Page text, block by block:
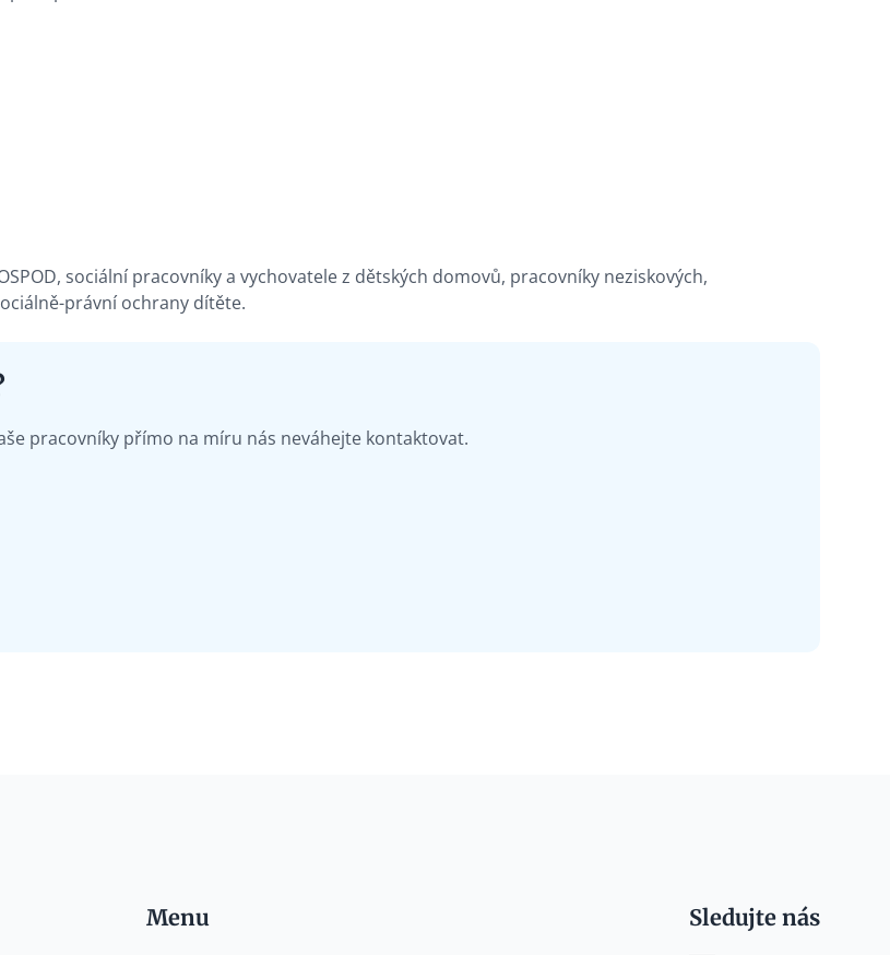
sociální pracovníky a vychovatele z dětských domovů, pracovníky neziskových,
právní ochrany dítěte.
pracovníky přímo na míru nás neváhejte kontaktovat.
Menu Sledujte nás